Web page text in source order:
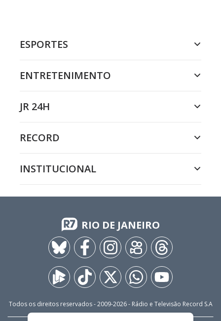
ESPORTES
ENTRETENIMENTO
JR 24H
RECORD
INSTITUCIONAL
RIO DE JANEIRO
Todos os direitos reservados - 2009-2026- Rádio e Televisão Record S.A